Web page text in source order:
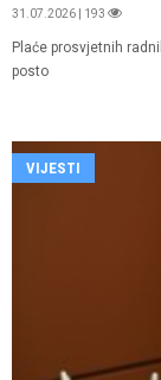
31.07.2026 | 193
Plaće prosvjetnih
posto
VIJESTI